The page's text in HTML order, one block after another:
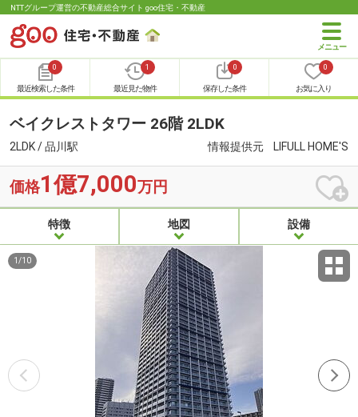
NTTグループ運営の不動産総合サイト goo住宅・不動産
0
最近検索した条件
1
最近見た物件
0
保存した条件
0
お気に入り
ベイクレストタワー 26階 2LDK
2LDK / 品川駅 情報提供元 LIFULL HOME'S
価格1億7,000万円
特徴 地図 設備
1 /10